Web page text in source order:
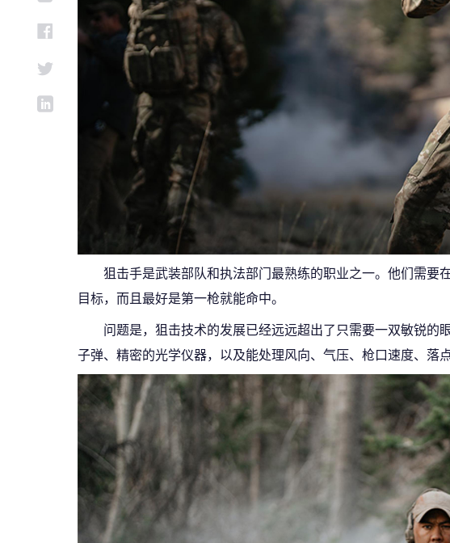
狙击手是武装部队和执法部门最熟练的职业之一。他们需要
目标，而且最好是第一枪就能命中。
问题是，狙击技术的发展已经远远超出了只需要一双敏锐的
子弹、精密的光学仪器，以及能处理风向、气压、枪口速度、落